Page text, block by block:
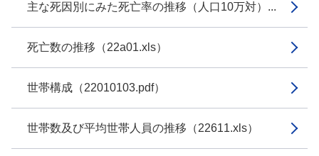
主な死因別にみた死亡率の推移（人口10万対）...
死亡数の推移（22a01.xls）
世帯構成（22010103.pdf）
世帯数及び平均世帯人員の推移（22611.xls）